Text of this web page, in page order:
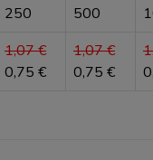
250 500
1,07 €
0,75 €
1,07 €
0,75 €